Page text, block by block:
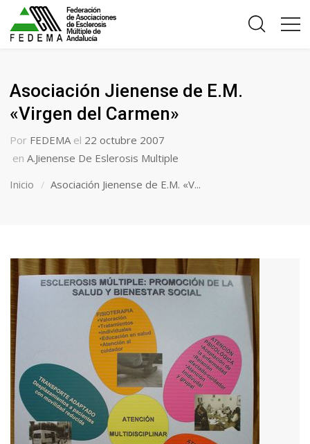
Asociación Jienense de E.M.
«Virgen del Carmen»
Por FEDEMA el 22 octubre 2007
en A.Jienense De Eslerosis Multiple
Inicio
Asociación Jienense de E.M. «V...